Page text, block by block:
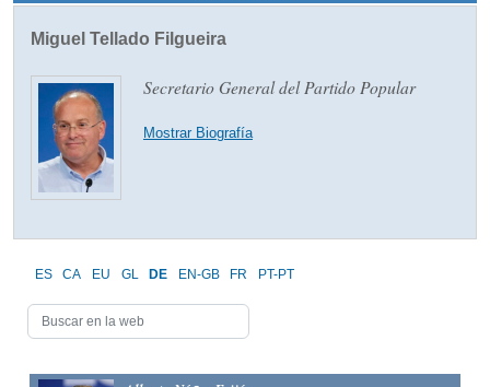
Miguel Tellado Filgueira
Secretario General del Partido Popular
Mostrar Biografía
ES CA EU GL DE EN-GB FR PT-PT